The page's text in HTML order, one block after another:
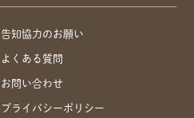
告知協力のお願い
よくある質問
お問い合わせ
プライバシーポリシー